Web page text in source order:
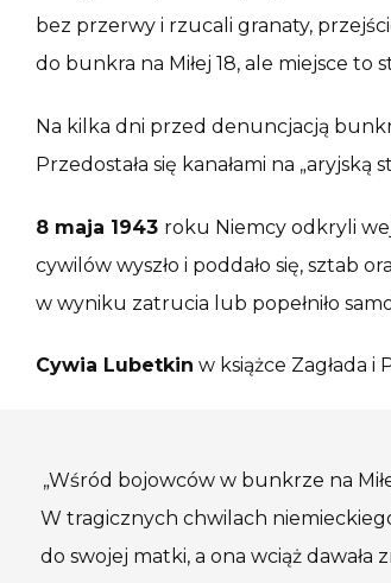
bez przerwy i rzucali granaty,
do bunkra na Miłej 18, ale miejsce to
Na kilka dni przed denuncjacją
Przedostała się kanałami na „aryjską
8 maja 1943 roku Niemcy odkryli
cywilów wyszło i poddało się, sztab
w wyniku zatrucia lub popełniło
Cywia Lubetkin w książce Zagłada
„Wśród bojowców w bunkrze na
W tragicznych chwilach
do swojej matki, a ona wciąż dawała